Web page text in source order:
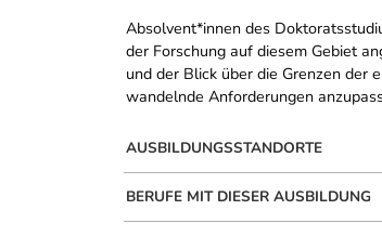
Absolvent*innen des
der Forschung auf diesem Gebiet
und der Blick über die Grenzen der
wandelnde Anforderungen
AUSBILDUNGSSTANDORTE
BERUFE MIT DIESER AUSBILDUNG